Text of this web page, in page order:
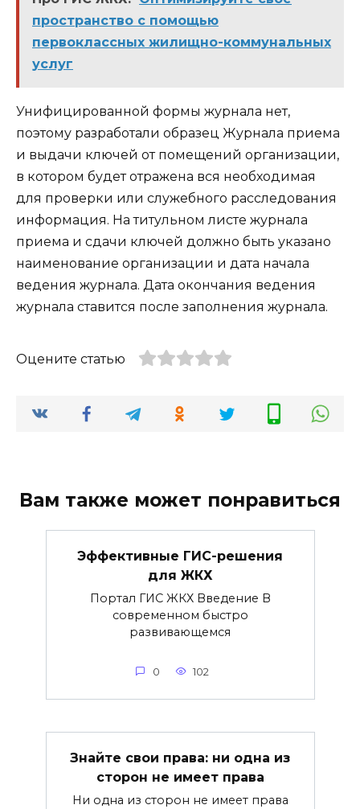
пространство с помощью
первоклассных жилищно-коммунальных
услуг
Унифицированной формы журнала нет,
поэтому разработали образец Журнала приема
и выдачи ключей от помещений организации,
в котором будет отражена вся необходимая
для проверки или служебного расследования
информация. На титульном листе журнала
приема и сдачи ключей должно быть указано
наименование организации и дата начала
ведения журнала. Дата окончания ведения
журнала ставится после заполнения журнала.
Оцените статью
Вам также может понравиться
Эффективные ГИС-решения
для ЖКХ
Портал ГИС ЖКХ Введение В
современном быстро
развивающемся
0 102
Знайте свои права: ни одна из
сторон не имеет права
Ни одна из сторон не имеет права